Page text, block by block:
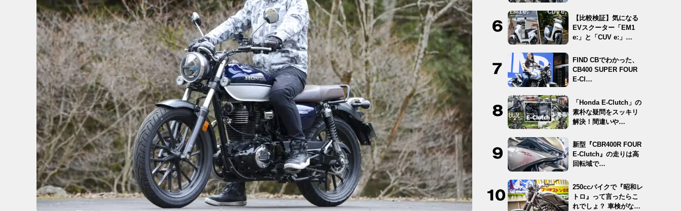
【比較検証】気になる
EVスクーター「EM1
e:」と「CUV e:」…
FIND CBでわかった、
CB400 SUPER FOUR
E-Cl…
「Honda E-Clutch」の
素朴な疑問をスッキリ
解決！間違いや…
新型『CBR400R FOUR
E-Clutch』の走りは高
回転域で…
250ccバイクで『昭和レ
トロ』って言ったらこ
れでしょ？ 車検がな